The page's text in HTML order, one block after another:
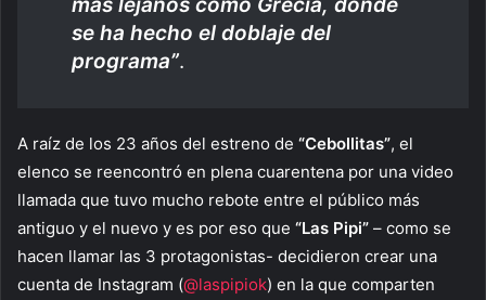
se ha hecho el doblaje del
programa”.
A raíz de los 23 años del estreno de “Cebollitas”, el
elenco se reencontró en plena cuarentena por una video
llamada que tuvo mucho rebote entre el público más
antiguo y el nuevo y es por eso que “Las Pipi” – como se
hacen llamar las 3 protagonistas- decidieron crear una
cuenta de Instagram (@laspipiok) en la que comparten